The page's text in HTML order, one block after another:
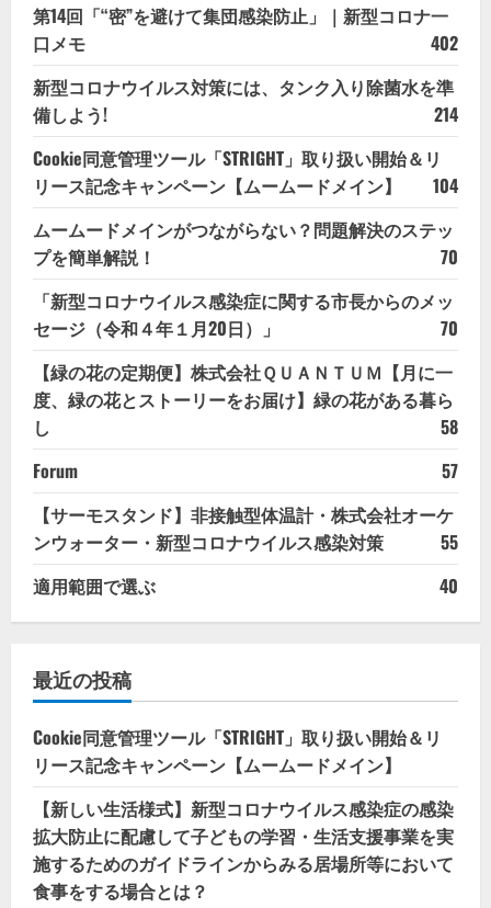
第14回「“密”を避けて集団感染防止」｜新型コロナ一
口メモ
402
新型コロナウイルス対策には、タンク入り除菌水を準
備しよう!
214
Cookie同意管理ツール「STRIGHT」取り扱い開始＆リ
リース記念キャンペーン【ムームードメイン】
104
ムームードメインがつながらない？問題解決のステッ
プを簡単解説！
70
「新型コロナウイルス感染症に関する市長からのメッ
セージ（令和４年１月20日）」
70
【緑の花の定期便】株式会社ＱＵＡＮＴＵＭ【月に一
度、緑の花とストーリーをお届け】緑の花がある暮ら
し
58
Forum
57
【サーモスタンド】非接触型体温計・株式会社オーケ
ンウォーター・新型コロナウイルス感染対策
55
適用範囲で選ぶ
40
最近の投稿
Cookie同意管理ツール「STRIGHT」取り扱い開始＆リ
リース記念キャンペーン【ムームードメイン】
【新しい生活様式】新型コロナウイルス感染症の感染
拡大防止に配慮して子どもの学習・生活支援事業を実
施するためのガイドラインからみる居場所等において
食事をする場合とは？